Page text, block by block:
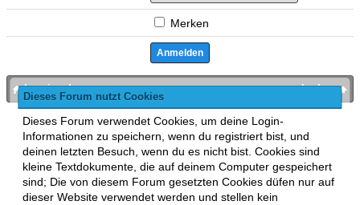
Dieses Forum nutzt Cookies
Dieses Forum verwendet Cookies, um deine Login-
Informationen zu speichern, wenn du registriert bist, und
deinen letzten Besuch, wenn du es nicht bist. Cookies sind
kleine Textdokumente, die auf deinem Computer gespeichert
sind; Die von diesem Forum gesetzten Cookies düfen nur auf
dieser Website verwendet werden und stellen kein
Merken
nach oben
bronies.de
MyBB , mobile Fassung: MyBB GoMobile
Zur Desktop-Version wechseln
This forum usesLukasz TkaczMyBB addons.